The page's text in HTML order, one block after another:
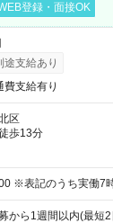
登録・面接OK
途支給あり
費支給有り
区
歩13分
10:00～18:00 ※表記のうち実
から1週間以内(最短2